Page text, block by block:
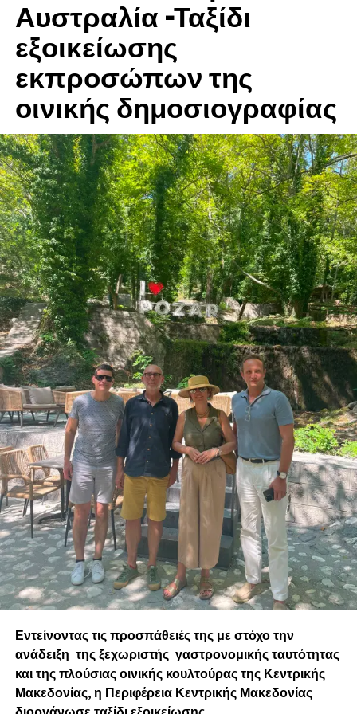
Αυστραλία -Ταξίδι
εξοικείωσης
εκπροσώπων της
οινικής δημοσιογραφίας
Εντείνοντας τις προσπάθειές της με στόχο την
ανάδειξη της ξεχωριστής γαστρονομικής ταυτότητας
και της πλούσιας οινικής κουλτούρας της Κεντρικής
Μακεδονίας, η Περιφέρεια Κεντρικής Μακεδονίας